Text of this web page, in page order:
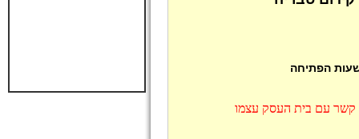
הפתיחה
קשר עם בית העסק עצמו